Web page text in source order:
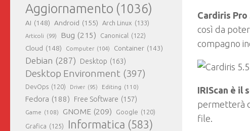
Cardiris
così da
compagno
IRIScan è il
permetterà
file.
Aggiornamento (1036)
AI (148) Android (155) Arch Linux (133)
Articoli (99) Bug (215) Canonical (122)
Cloud (148) Computer (104) Container (143)
Debian (287) Desktop (163)
Desktop Environment (397)
DevOps (120) Driver (95) Editing (110)
Fedora (188) Free Software (157)
Game (108) GNOME (209) Google (120)
Grafica (125) Informatica (583)